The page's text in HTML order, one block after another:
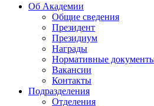
Об Академии
Общие сведения
Президент
Президиум
Награды
Нормативные
Вакансии
Контакты
Подразделения
Отделения